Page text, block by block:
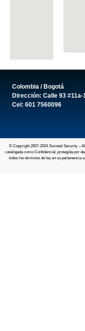
Colombia / Bogotá
Dirección: Calle 93 #11a-
Cel: 601 7560096
© Copyright 2007-2024 Societal Security –
catalogada como Confidencial, protegida por
todos los términos de ley en su pertenencia